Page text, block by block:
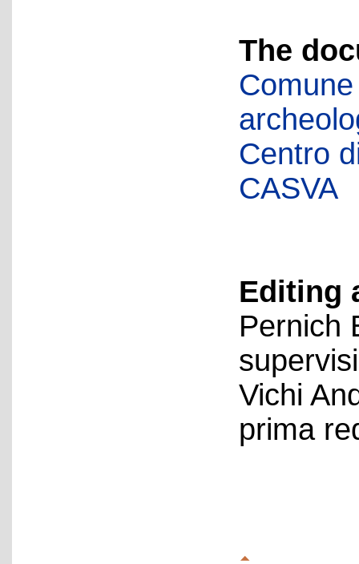
The
Centro
CASVA
Editing
Pernich
Vichi
prima